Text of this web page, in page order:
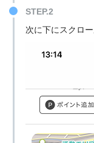
STEP.2
次に下にスクロ